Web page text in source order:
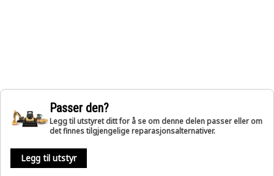
Passer den?
Legg til utstyret ditt for å se om denne delen passer eller om
det finnes tilgjengelige reparasjonsalternativer.
Legg til utstyr